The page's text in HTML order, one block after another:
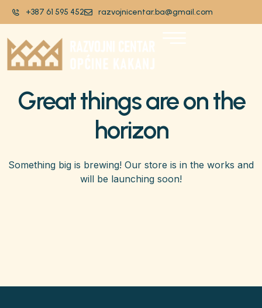
+387 61 595 452 razvojnicentar.ba@gmail.com
Great things are on the
horizon
Something big is brewing! Our store is in the works and
will be launching soon!